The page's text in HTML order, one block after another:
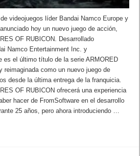
videojuegos líder Bandai Namco Europe y
hoy un nuevo juego de acción,
OF RUBICON. Desarrollado
Namco Entertainment Inc. y
es el último título de la serie ARMORED
reimaginada como un nuevo juego de
desde la última entrega de la franquicia.
OF RUBICON ofrecerá una experiencia
hacer de FromSoftware en el desarrollo
25 años, pero ahora introduciendo …